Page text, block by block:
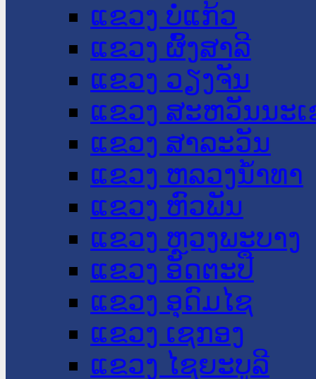
ແຂວງ ບໍ່ແກ້ວ
ແຂວງ ຜົ້ງສາລີ
ແຂວງ ວຽງຈັນ
ແຂວງ ສະຫວັນນະ
ແຂວງ ສາລະວັນ
ແຂວງ ຫລວງນໍ້າທາ
ແຂວງ ຫົວພັນ
ແຂວງ ຫຼວງພະບາງ
ແຂວງ ອັດຕະປື
ແຂວງ ອຸດົມໄຊ
ແຂວງ ເຊກອງ
ແຂວງ ໄຊຍະບູລີ